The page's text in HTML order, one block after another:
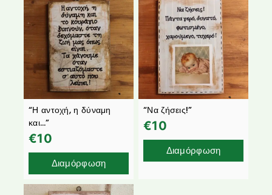
“Η αντοχή, η δύναμη
και…”
€10
Διαμόρφωση
“Να ζήσεις!”
€10
Διαμόρφωση